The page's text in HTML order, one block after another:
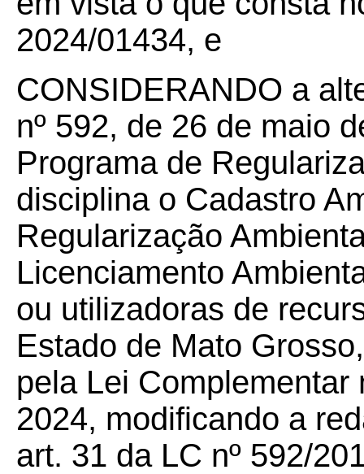
2024/01434, e
CONSIDERANDO a
nº 592, de 26 de maio
Programa de
disciplina o Cadastro
Regularização
Licenciamento
ou utilizadoras de
Estado de Mato
pela Lei Complementar
2024, modificando a
art. 31 da LC nº 592/